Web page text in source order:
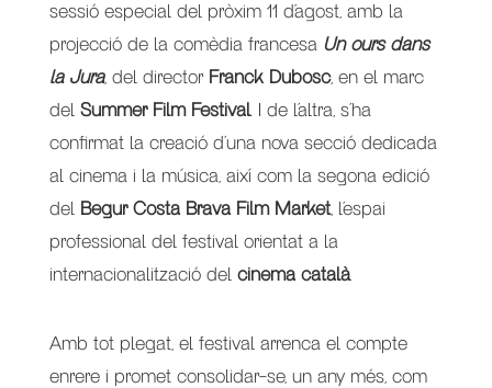
sessió especial del pròxim 11 d’agost, amb la
projecció de la comèdia francesa Un ours dans
la Jura, del director Franck Dubosc, en el marc
del Summer Film Festival. I de l’altra, s’ha
confirmat la creació d’una nova secció dedicada
al cinema i la música, així com la segona edició
del
Begur Costa Brava Film Market, l’espai
professional del festival orientat a la
internacionalització del cinema català.
Amb tot plegat, el festival arrenca el compte
enrere i promet consolidar-se, un any més, com